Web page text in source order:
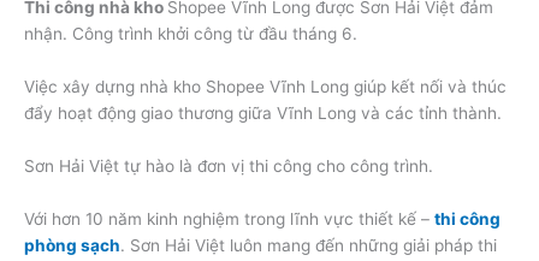
Thi công nhà kho Shopee Vĩnh Long được Sơn Hải Việt đảm
nhận. Công trình khởi công từ đầu tháng 6.
Việc xây dựng nhà kho Shopee Vĩnh Long giúp kết nối và thúc
đẩy hoạt động giao thương giữa Vĩnh Long và các tỉnh thành.
Sơn Hải Việt tự hào là đơn vị thi công cho công trình.
Với hơn 10 năm kinh nghiệm trong lĩnh vực thiết kế – thi công
phòng sạch. Sơn Hải Việt luôn mang đến những giải pháp thi